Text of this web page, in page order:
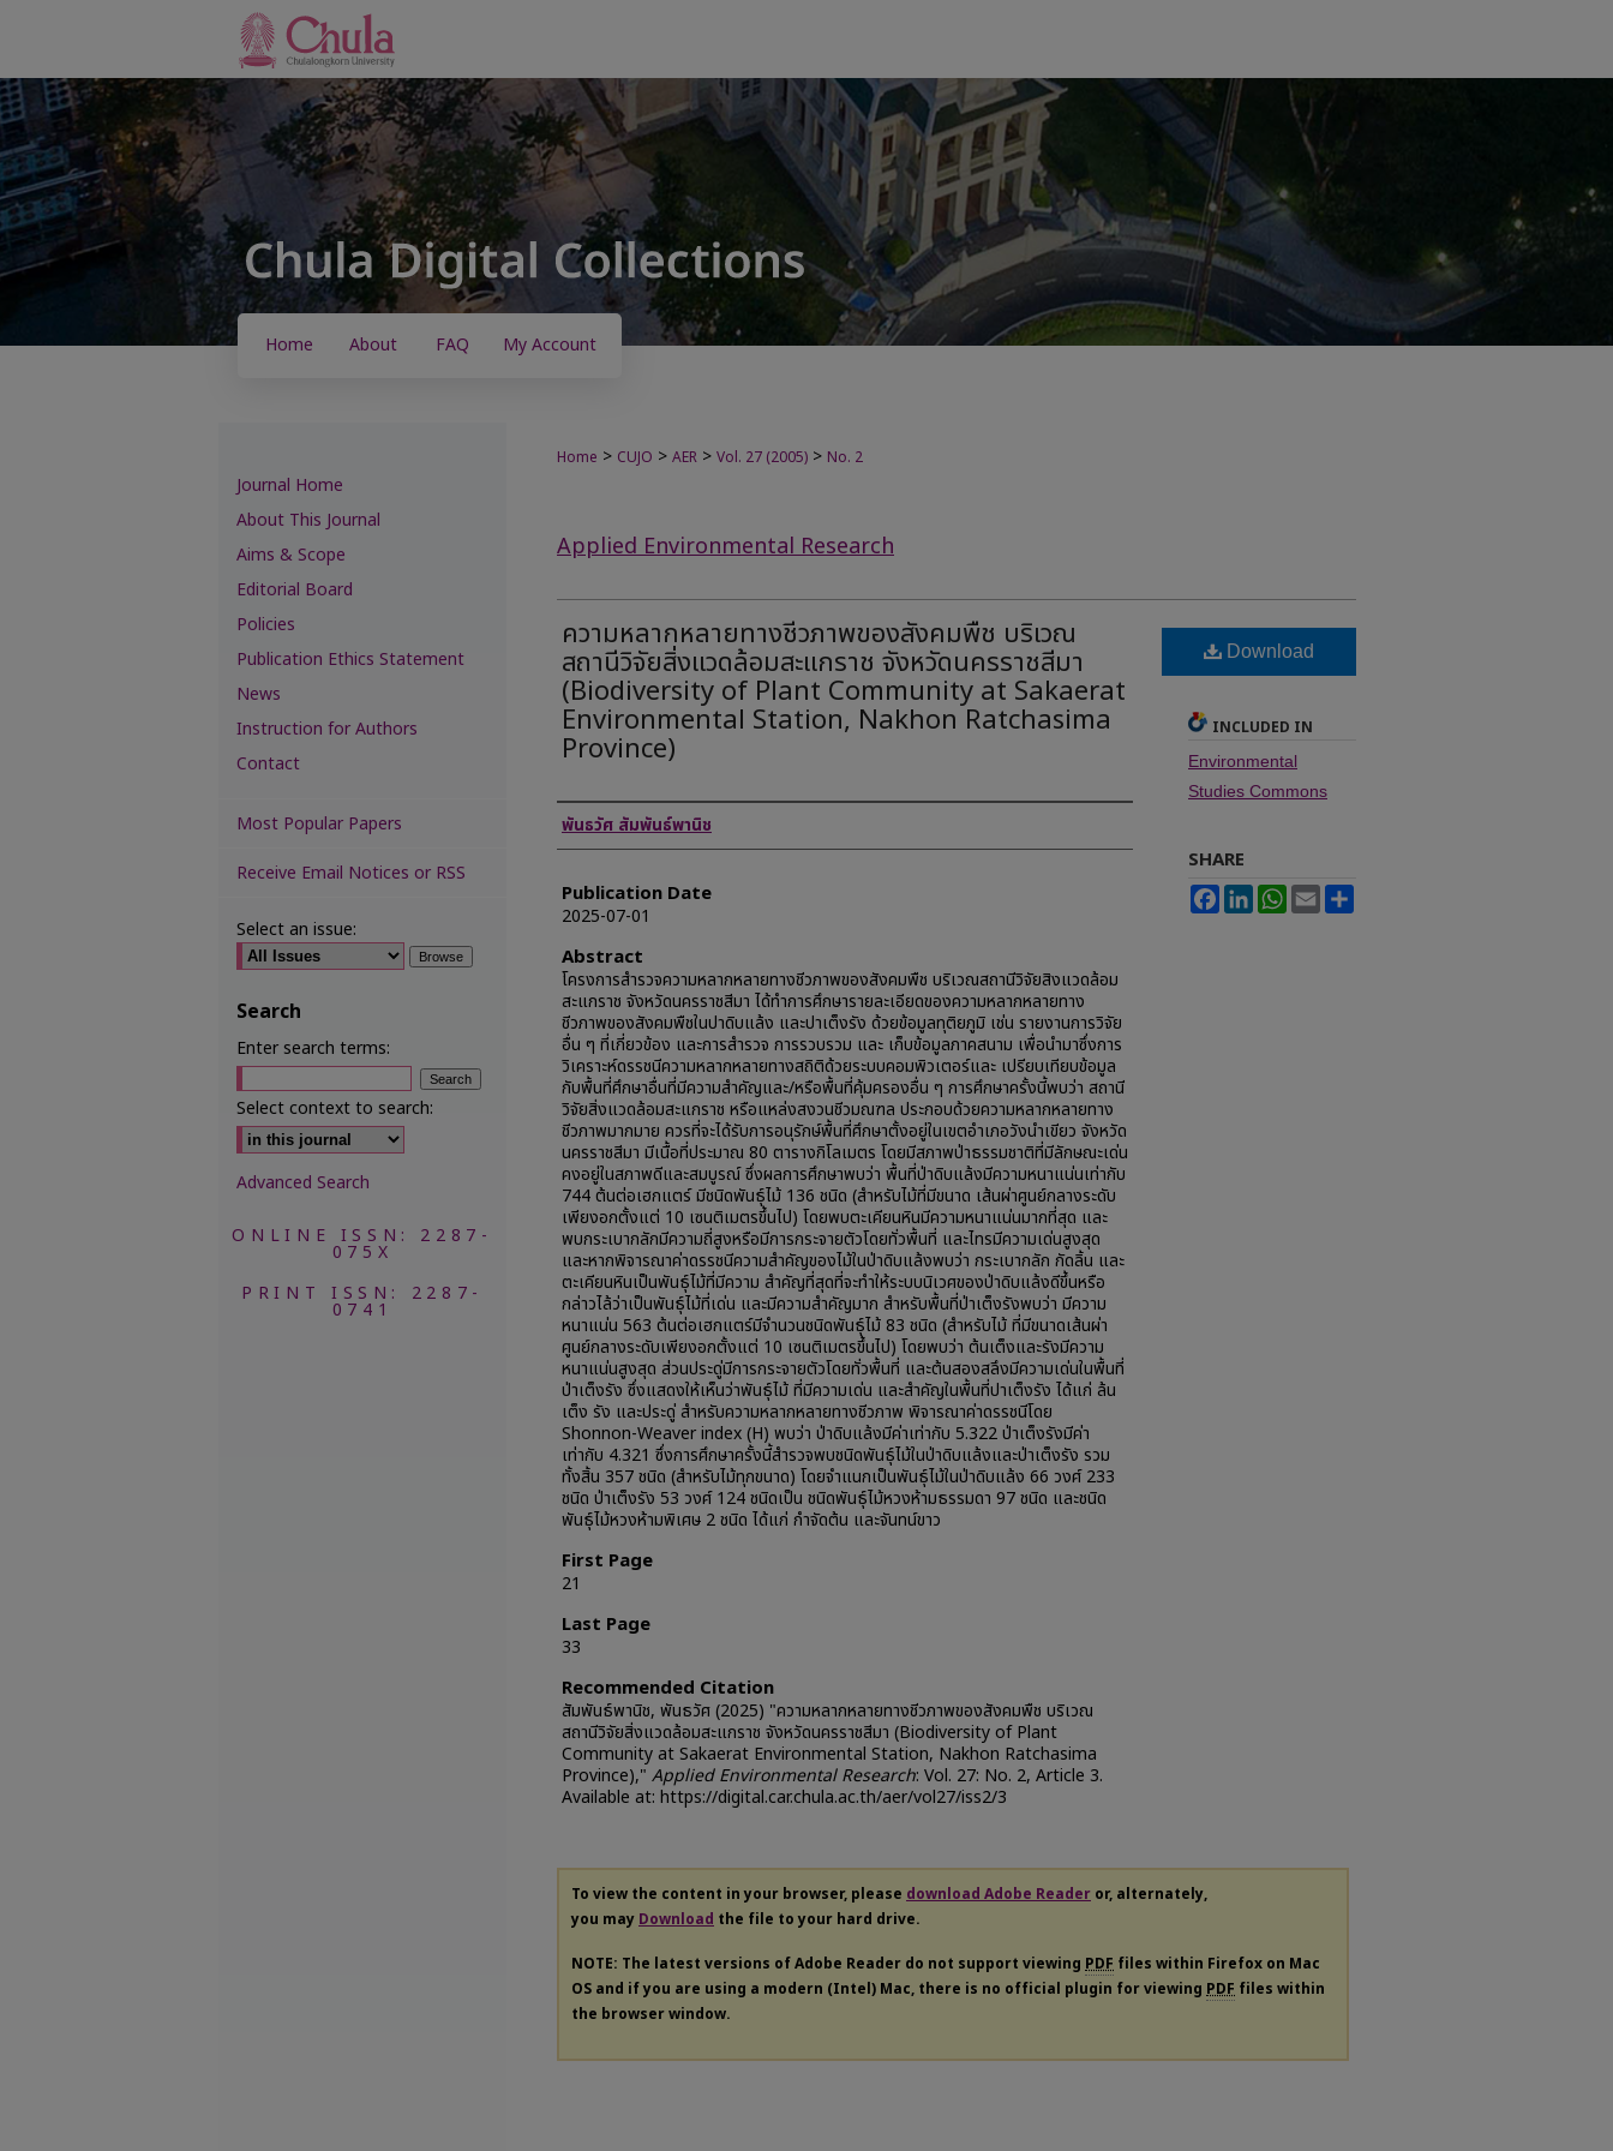
Home About FAQ My Account
Home > CUJO > AER > Vol. 27 (2005) > No. 2
Applied Environmental Research
ความหลากหลายทางชีวภาพของสังคมพืช บริเวณ
สถานีวิจัยสิ่งแวดล้อมสะแกราช จังหวัดนครราชสีมา
(Biodiversity of Plant Community at Sakaerat
Environmental Station, Nakhon Ratchasima
Province)
Authors
พันธวัศ สัมพันธ์พานิช
Publication Date
2025-07-01
Abstract
โครงการสำรวจความหลากหลายทางชีวภาพของสังคมพืช บริเวณสถานีวิจัยสิงแวดล้อม
สะแกราช จังหวัดนครราชสีมา ได้ทำการศึกษารายละเอียดของความหลากหลายทาง
ชีวภาพของสังคมพืชในปาดิบแล้ง และปาเต็งรัง ด้วยข้อมูลทุติยภูมิ เช่น รายงานการวิจัย
อื่น ๆ ที่เกี่ยวข้อง และการสำรวจ การรวบรวม และ เก็บข้อมูลภาคสนาม เพื่อนำมาซึ่งการ
วิเคราะห์ดรรชนีความหลากหลายทางสถิติด้วยระบบคอมพิวเตอร์และ เปรียบเทียบข้อมูล
กับพื้นที่ศึกษาอื่นที่มีความสำคัญและ/หรือพื้นที่คุ้มครองอื่น ๆ การศึกษาครั้งนี้พบว่า สถานี
วิจัยสิ่งแวดล้อมสะแกราช หรือแหล่งสงวนชีวมณฑล ประกอบด้วยความหลากหลายทาง
ชีวภาพมากมาย ควรที่จะได้รับการอนุรักษ์พื้นที่ศึกษาตั้งอยู่ในเขตอำเภอวังนำเขียว จังหวัด
นครราชสีมา มีเนื้อที่ประมาณ 80 ตารางกิโลเมตร โดยมีสภาพป่าธรรมชาติที่มีลักษณะเด่น
คงอยู่ในสภาพดีและสมบูรณ์ ซึ่งผลการศึกษาพบว่า พื้นที่ป่าดิบแล้งมีความหนาแน่นเท่ากับ
744 ต้นต่อเฮกแตร์ มีชนิดพันธุ์ไม้ 136 ชนิด (สำหรับไม้ที่มีขนาด เส้นผ่าศูนย์กลางระดับ
เพียงอกตั้งแต่ 10 เซนติเมตรขึ้นไป) โดยพบตะเคียนหินมีความหนาแน่นมากที่สุด และ
พบกระเบากลักมีความถี่สูงหรือมีการกระจายตัวโดยทั่วพื้นที่ และไทรมีความเด่นสูงสุด
และหากพิจารณาค่าดรรชนีความสำคัญของไม้ในป่าดิบแล้งพบว่า กระเบากลัก กัดลิ้น และ
ตะเคียนหินเป็นพันธุ์ไม้ที่มีความ สำคัญที่สุดที่จะทำให้ระบบนิเวศของป่าดิบแล้งดีขึ้นหรือ
กล่าวไล้ว่าเป็นพันธุ์ไม้ที่เด่น และมีความสำคัญมาก สำหรับพื้นที่ป่าเต็งรังพบว่า มีความ
หนาแน่น 563 ต้นต่อเฮกแตร์มีจำนวนชนิดพันธุ์ไม้ 83 ชนิด (สำหรับไม้ ที่มีขนาดเส้นผ่า
ศูนย์กลางระดับเพียงอกตั้งแต่ 10 เซนติเมตรขึ้นไป) โดยพบว่า ต้นเต็งและรังมีความ
หนาแน่นสูงสุด ส่วนประดู่มีการกระจายตัวโดยทั่วพื้นที่ และต้นสองสลึงมีความเด่นในพื้นที่
ป่าเต็งรัง ซึ่งแสดงให้เห็นว่าพันธุ์ไม้ ที่มีความเด่น และสำคัญในพื้นที่ปาเต็งรัง ได้แก่ ล้น
เต็ง รัง และประดู่ สำหรับความหลากหลายทางชีวภาพ พิจารณาค่าดรรชนีโดย
Shonnon-Weaver index (H) พบว่า ป่าดิบแล้งมีค่าเท่ากับ 5.322 ป่าเต็งรังมีค่า
เท่ากับ 4.321 ซึ่งการศึกษาครั้งนี้สำรวจพบชนิดพันธุ์ไม้ในป่าดิบแล้งและป่าเต็งรัง รวม
ทั้งสิ้น 357 ชนิด (สำหรับไม้ทุกขนาด) โดยจำแนกเป็นพันธุ์ไม้ในป่าดิบแล้ง 66 วงศ์ 233
ชนิด ป่าเต็งรัง 53 วงศ์ 124 ชนิดเป็น ชนิดพันธุ์ไม้หวงห้ามธรรมดา 97 ชนิด และชนิด
พันธุ์ไม้หวงห้ามพิเศษ 2 ชนิด ได้แก่ กำจัดต้น และจันทน์ขาว
First Page
21
Last Page
33
Recommended Citation
สัมพันธ์พานิช, พันธวัศ (2025) "ความหลากหลายทางชีวภาพของสังคมพืช บริเวณ
สถานีวิจัยสิ่งแวดล้อมสะแกราช จังหวัดนครราชสีมา (Biodiversity of Plant
Community at Sakaerat Environmental Station, Nakhon Ratchasima
Province)," Applied Environmental Research: Vol. 27: No. 2, Article 3.
Available at: https://digital.car.chula.ac.th/aer/vol27/iss2/3
Download
INCLUDED IN
Environmental
Studies Commons
SHARE
FacebookLinkedInWhatsApp
Email
To view the content in your browser, please download Adobe Reader or, alternately,
you may Download the file to your hard drive.
NOTE: The latest versions of Adobe Reader do not support viewing PDF files within Firefox on Mac
OS and if you are using a modern (Intel) Mac, there is no official plugin for viewing PDF files within
the browser window.
Journal Home
About This Journal
Aims & Scope
Editorial Board
Policies
Publication Ethics Statement
News
Instruction for Authors
Contact
Most Popular Papers
Receive Email Notices or RSS
Select an issue:
Search
Enter search terms:
Select context to search:
Advanced Search
ONLINE ISSN: 2287-
075X
PRINT ISSN: 2287-
0741